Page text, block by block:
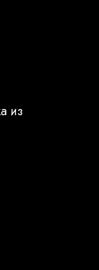
из